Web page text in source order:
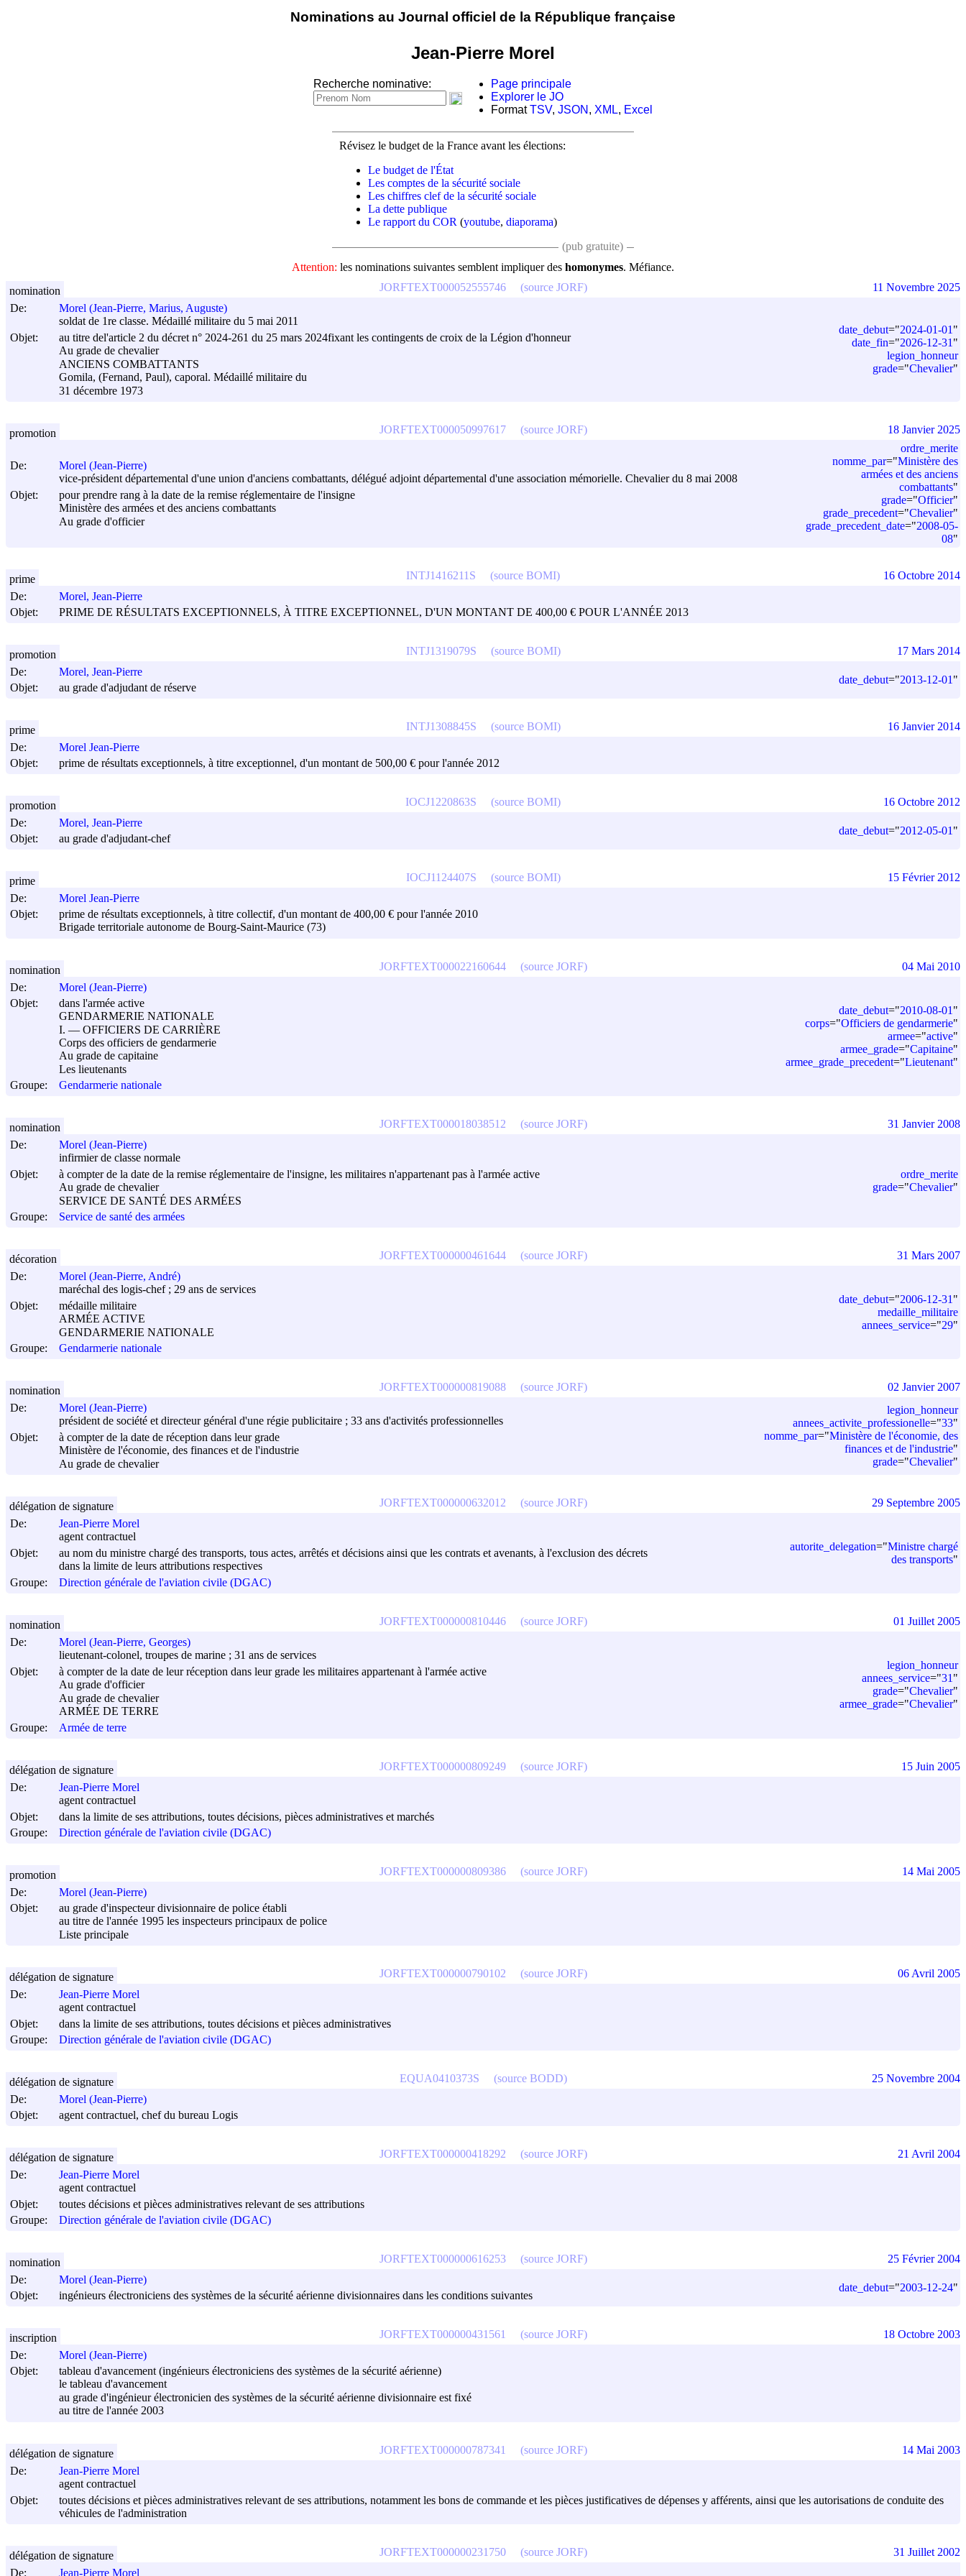
Nominations au Journal officiel de la République française
Jean-Pierre Morel
Recherche nominative:
Page principale
Explorer le JO
FormatTSV, JSON , XML, Excel
Révisez le budget de la France avant les élections:
Le budget de l'État
Les comptes de la sécurité sociale
Les chiffres clef de la sécurité sociale
La dette publique
Le rapport du COR (youtube, diaporama)
(pub gratuite)
Attention: les nominations suivantes semblent impliquer des homonymes. Méfiance.
De:
Morel (Jean-Pierre, Marius, Auguste)
soldat de 1re classe. Médaillé militaire du 5 mai 2011
Objet:
au titre del'article 2 du décret n° 2024-261 du 25 mars 2024fixant les contingents de croix de la Légion d'honneur
Au grade de chevalier
ANCIENS COMBATTANTS
Gomila, (Fernand, Paul), caporal. Médaillé militaire du
31 décembre 1973
date_debut="2024-01-01 "
date_fin="2026-12-31 "
legion_honneur
grade="Chevalier"
JORFTEXT000052555746 (source JORF)
nomination 11 Novembre 2025
De:
Morel (Jean-Pierre)
vice-président départemental d'une union d'anciens combattants, délégué adjoint départemental d'une association mémorielle. Chevalier du 8 mai 2008
Objet:
pour prendre rang à la date de la remise réglementaire de l'insigne
Ministère des armées et des anciens combattants
Au grade d'officier
ordre_merite
nomme_par="Ministère des
armées et des anciens
combattants"
grade="Officier"
grade_precedent="Chevalier"
grade_precedent_date="2008-05-
08"
JORFTEXT000050997617 (source JORF)
promotion 18 Janvier 2025
De:
Morel, Jean-Pierre
Objet:
PRIME DE RÉSULTATS EXCEPTIONNELS, À TITRE EXCEPTIONNEL, D'UN MONTANT DE 400,00 € POUR L'ANNÉE 2013
INTJ1416211S (source BOMI)
prime 16 Octobre 2014
De:
Morel, Jean-Pierre
Objet:
au grade d'adjudant de réserve
date_debut="2013-12-01 "
INTJ1319079S (source BOMI)
promotion 17 Mars 2014
De:
Morel Jean-Pierre
Objet:
prime de résultats exceptionnels, à titre exceptionnel, d'un montant de 500,00 € pour l'année 2012
INTJ1308845S (source BOMI)
prime 16 Janvier 2014
De:
Morel, Jean-Pierre
Objet:
au grade d'adjudant-chef
date_debut="2012-05-01 "
IOCJ1220863S (source BOMI)
promotion 16 Octobre 2012
De:
Morel Jean-Pierre
Objet:
prime de résultats exceptionnels, à titre collectif, d'un montant de 400,00 € pour l'année 2010
Brigade territoriale autonome de Bourg-Saint-Maurice (73)
IOCJ1124407S (source BOMI)
prime 15 Février 2012
De:
Morel (Jean-Pierre)
Objet:
dans l'armée active
GENDARMERIE NATIONALE
I. ― OFFICIERS DE CARRIÈRE
Corps des officiers de gendarmerie
Au grade de capitaine
Les lieutenants
Groupe:
Gendarmerie nationale
date_debut="2010-08-01 "
corps="Officiers de gendarmerie"
armee="active"
armee_grade="Capitaine"
armee_grade_precedent="Lieutenant"
JORFTEXT000022160644 (source JORF)
nomination 04 Mai 2010
De:
Morel (Jean-Pierre)
infirmier de classe normale
Objet:
à compter de la date de la remise réglementaire de l'insigne, les militaires n'appartenant pas à l'armée active
Au grade de chevalier
SERVICE DE SANTÉ DES ARMÉES
Groupe:
Service de santé des armées
ordre_merite
grade="Chevalier"
JORFTEXT000018038512 (source JORF)
nomination 31 Janvier 2008
De:
Morel (Jean-Pierre, André)
maréchal des logis-chef ; 29 ans de services
Objet:
médaille militaire
ARMÉE ACTIVE
GENDARMERIE NATIONALE
Groupe:
Gendarmerie nationale
date_debut="2006-12-31 "
medaille_militaire
annees_service="29"
JORFTEXT000000461644 (source JORF)
décoration 31 Mars 2007
De:
Morel (Jean-Pierre)
président de société et directeur général d'une régie publicitaire ; 33 ans d'activités professionnelles
Objet:
à compter de la date de réception dans leur grade
Ministère de l'économie, des finances et de l'industrie
Au grade de chevalier
legion_honneur
annees_activite_professionelle="33"
nomme_par="Ministère de l'économie, des
finances et de l'industrie"
grade="Chevalier"
JORFTEXT000000819088 (source JORF)
nomination 02 Janvier 2007
De:
Jean-Pierre Morel
agent contractuel
Objet:
au nom du ministre chargé des transports, tous actes, arrêtés et décisions ainsi que les contrats et avenants, à l'exclusion des décrets
dans la limite de leurs attributions respectives
Groupe:
Direction générale de l'aviation civile (DGAC)
autorite_delegation="Ministre chargé
des transports"
JORFTEXT000000632012 (source JORF)
délégation de signature 29 Septembre 2005
De:
Morel (Jean-Pierre, Georges)
lieutenant-colonel, troupes de marine ; 31 ans de services
Objet:
à compter de la date de leur réception dans leur grade les militaires appartenant à l'armée active
Au grade d'officier
Au grade de chevalier
ARMÉE DE TERRE
Groupe:
Armée de terre
legion_honneur
annees_service="31 "
grade="Chevalier"
armee_grade="Chevalier"
JORFTEXT000000810446 (source JORF)
nomination 01 Juillet 2005
De:
Jean-Pierre Morel
agent contractuel
Objet:
dans la limite de ses attributions, toutes décisions, pièces administratives et marchés
Groupe:
Direction générale de l'aviation civile (DGAC)
JORFTEXT000000809249 (source JORF)
délégation de signature 15 Juin 2005
De:
Morel (Jean-Pierre)
Objet:
au grade d'inspecteur divisionnaire de police établi
au titre de l'année 1995 les inspecteurs principaux de police
Liste principale
JORFTEXT000000809386 (source JORF)
promotion 14 Mai 2005
De:
Jean-Pierre Morel
agent contractuel
Objet:
dans la limite de ses attributions, toutes décisions et pièces administratives
Groupe:
Direction générale de l'aviation civile (DGAC)
JORFTEXT000000790102 (source JORF)
délégation de signature 06 Avril 2005
De:
Morel (Jean-Pierre)
Objet:
agent contractuel, chef du bureau Logis
EQUA0410373S (source BODD)
délégation de signature 25 Novembre 2004
De:
Jean-Pierre Morel
agent contractuel
Objet:
toutes décisions et pièces administratives relevant de ses attributions
Groupe:
Direction générale de l'aviation civile (DGAC)
JORFTEXT000000418292 (source JORF)
délégation de signature 21 Avril 2004
De:
Morel (Jean-Pierre)
Objet:
ingénieurs électroniciens des systèmes de la sécurité aérienne divisionnaires dans les conditions suivantes
date_debut="2003-12-24"
JORFTEXT000000616253 (source JORF)
nomination 25 Février 2004
De:
Morel (Jean-Pierre)
Objet:
tableau d'avancement (ingénieurs électroniciens des systèmes de la sécurité aérienne)
le tableau d'avancement
au grade d'ingénieur électronicien des systèmes de la sécurité aérienne divisionnaire est fixé
au titre de l'année 2003
JORFTEXT000000431561 (source JORF)
inscription 18 Octobre 2003
De:
Jean-Pierre Morel
agent contractuel
Objet:
toutes décisions et pièces administratives relevant de ses attributions, notamment les bons de commande et les pièces justificatives de dépenses y afférents, ainsi que les autorisations de conduite des
véhicules de l'administration
JORFTEXT000000787341 (source JORF)
délégation de signature 14 Mai 2003
De: Jean-Pierre Morel
JORFTEXT000000231750 (source JORF)
délégation de signature 31 Juillet 2002